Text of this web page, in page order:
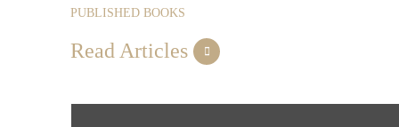
PUBLISHED BOOKS
Read Articles